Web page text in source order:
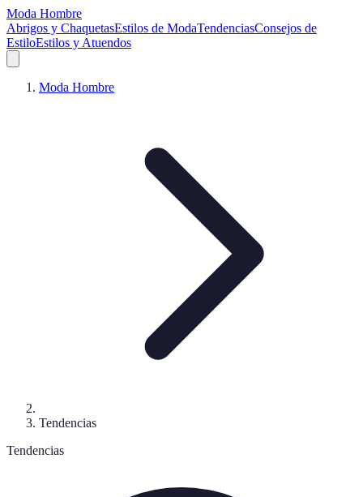
Moda Hombre
Abrigos y ChaquetasEstilos de ModaTendenciasConsejos de
EstiloEstilos y Atuendos
Moda Hombre
Tendencias
Tendencias